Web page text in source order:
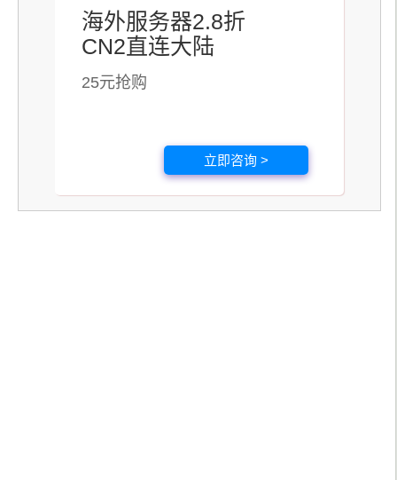
海外服务器2.8折
CN2直连大陆
25元抢购
立即咨询 >